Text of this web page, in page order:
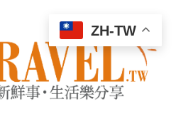
ZH-TW